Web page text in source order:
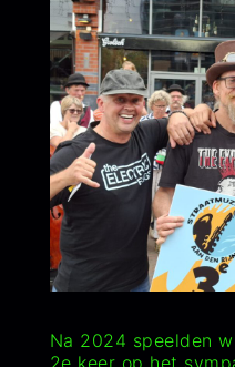
Na 2024 speelden